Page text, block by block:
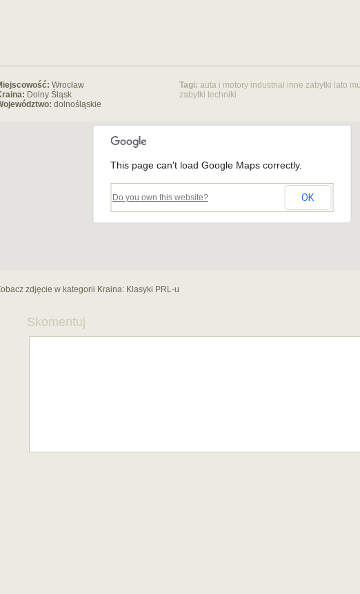
Wrocław
Dolny Śląsk
dolnośląskie
Tagi: auta i motory industrial inne zabytki lato
zabytki techniki
This page can't load Google Maps correctly.
Do you own this website? OK
zdjęcie w kategorii Kraina: Klasyki PRL-u
Skomentuj